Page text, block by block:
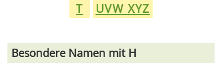
T
UVW XYZ
Besondere Namen mit H